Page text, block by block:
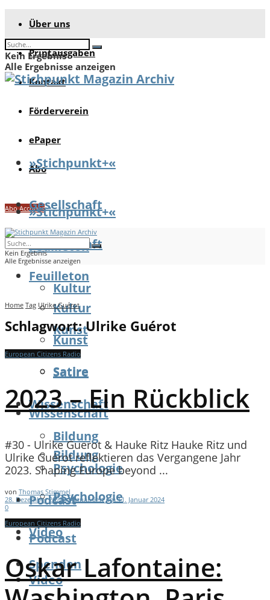
Über uns
Printausgaben
Kontakt
Förderverein
ePaper
Abo
Abo Account
Kein Ergebnis
Alle Ergebnisse anzeigen
»Stichpunkt+«
Gesellschaft
Feuilleton
Kultur
Kunst
Satire
Wissenschaft
Bildung
Psychologie
Podcast
Video
»Stichpunkt+«
Gesellschaft
Feuilleton
Kultur
Kunst
Satire
Wissenschaft
Bildung
Psychologie
Podcast
Video
Spenden
Kein Ergebnis
Alle Ergebnisse anzeigen
Home Tag Ulrike Guérot
Schlagwort:Ulrike Guérot
European Citizens Radio
2023 – Ein Rückblick
#30 - Ulrike Guerot & Hauke Ritz Hauke Ritz und
Ulrike Guérot reflektieren das Vergangene Jahr
2023. Shaping Europe beyond ...
von Thomas Stimmel
28. Dezember 2023 - Aktualisiert am 11. Januar 2024
0
European Citizens Radio
Oskar Lafontaine: